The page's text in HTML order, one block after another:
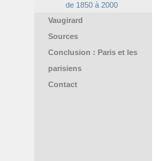
de 1850 à 2000
Vaugirard
Sources
Conclusion : Paris et les
parisiens
Contact